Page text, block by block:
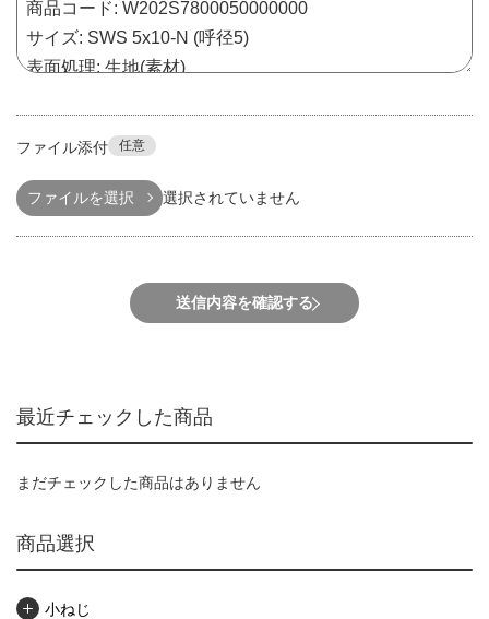
ファイル添付 任意
ファイルを選択 選択されていません
送信内容を確認する
最近チェックした商品
まだチェックした商品はありません
商品選択
小ねじ